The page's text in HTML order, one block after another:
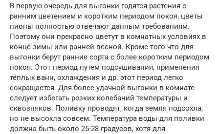
В первую очередь для выгонки годятся растения с
ранним цветением и коротким периодом покоя, цветы
пионы полностью отвечают данным требованиям.
Поэтому они прекрасно цветут в комнатных условиях в
конце зимы или ранней весной. Кроме того что для
выгонки берут ранние сорта с более коротким периодом
покоя. Этот период путем подсушивания, применения
тёплых ванн, охлаждения и др. этот период легко
сокращается. Для более удачной выгонки в комнате
следует избегать резких колебаний температуры и
сквозняков. Поливку проводят, когда земля подсохла,
но не высохла совсем. Температура воды для поливки
должна быть около 25-28 градусов, хотя для